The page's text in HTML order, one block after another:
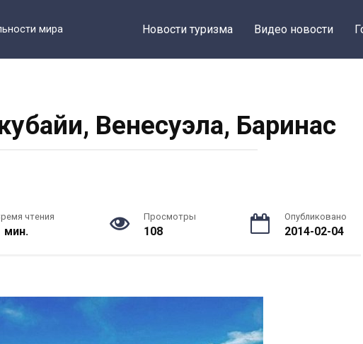
мира Новости туризма Видео новости
Венесуэла, Баринас
чтения
мин.
Просмотры
108
Опубликовано
2014-02-04